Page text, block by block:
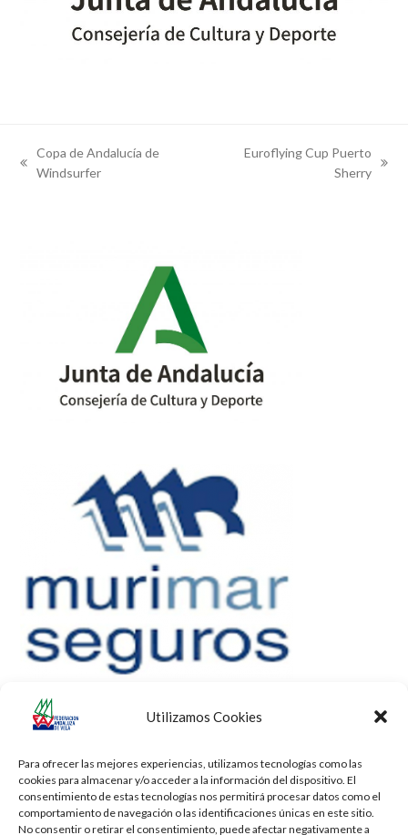
Utilizamos Cookies
Para ofrecer las mejores experiencias, utilizamos tecnologías como las
cookies para almacenar y/o acceder a la información del dispositivo. El
consentimiento de estas tecnologías nos permitirá procesar datos como el
comportamiento de navegación o las identificaciones únicas en este sitio.
No consentir o retirar el consentimiento, puede afectar negativamente a
previous
Copa de Andalucía de
Windsurfer
Euroflying Cup Puerto
Sherry